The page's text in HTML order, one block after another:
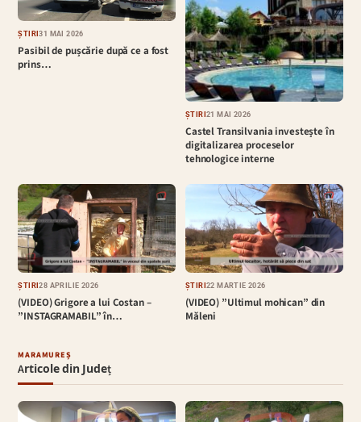
ȘTIRI31 MAI 2026
Pasibil de pușcărie după ce a fost
prins…
ȘTIRI21 MAI 2026
Castel Transilvania investește în
digitalizarea proceselor
tehnologice interne
ȘTIRI28 APRILIE 2026
(VIDEO) Grigore a lui Costan –
”INSTAGRAMABIL” în…
ȘTIRI22 MARTIE 2026
(VIDEO) ”Ultimul mohican” din
Măleni
MARAMUREȘ
Articole din Județ